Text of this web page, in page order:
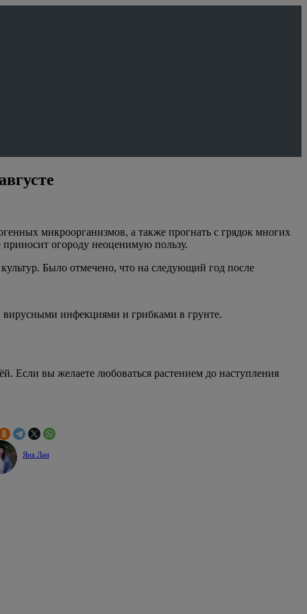
микроорганизмов, а также прогнать с грядок многих
приносит огороду неоценимую пользу.
Было отмечено, что на следующий год после
инфекциями и грибками в грунте.
Если вы желаете любоваться растением до наступления
Яна Лан